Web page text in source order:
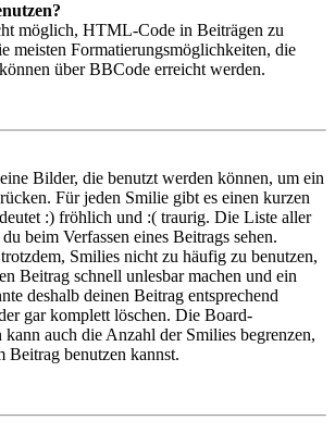
möglich, HTML-Code in Beiträgen zu
meisten Formatierungsmöglichkeiten, die
über BBCode erreicht werden.
Bilder, die benutzt werden können, um ein
Für jeden Smilie gibt es einen kurzen
:) fröhlich und :( traurig. Die Liste aller
beim Verfassen eines Beitrags sehen.
Smilies nicht zu häufig zu benutzen,
Beitrag schnell unlesbar machen und ein
deshalb deinen Beitrag entsprechend
gar komplett löschen. Die Board-
auch die Anzahl der Smilies begrenzen,
Beitrag benutzen kannst.